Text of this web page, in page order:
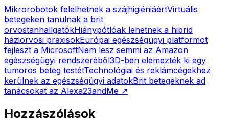
Mikrorobotok felelhetnek a szájhigiéniáértVirtuális
betegeken tanulnak a brit
orvostanhallgatókHiánypótlóak lehetnek a hibrid
háziorvosi praxisokEurópai egészségügyi platformot
fejleszt a MicrosoftNem lesz semmi az Amazon
egészségügyi rendszeréből3D-ben elemezték ki egy
tumoros beteg testétTechnológiai és reklámcégekhez
kerülnek az egészségügyi adatokBrit betegeknek ad
tanácsokat az Alexa23andMe ↗
Hozzászólások